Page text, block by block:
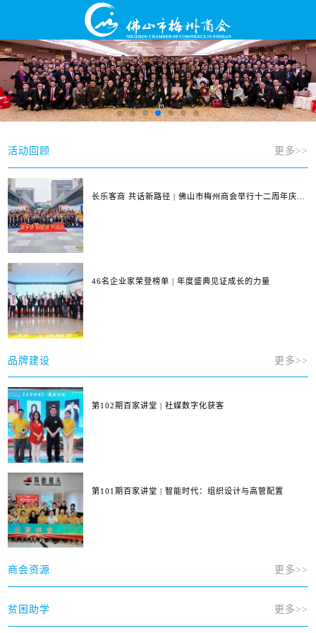
活动回顾 更多>>
长乐客商 共话新路径 | 佛山市梅州商会举行十二周年庆典
46名企业家荣登榜单 | 年度盛典见证成长的力量
品牌建设 更多>>
第102期百家讲堂 | 社媒数字化获客
第101期百家讲堂 | 智能时代：组织设计与高管配置
商会资源 更多>>
贫困助学 更多>>